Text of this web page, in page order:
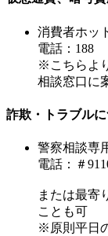
消費者ホッ
電話：188
※こちらよ
相談窓口に
詐欺・トラブル
警察相談専
電話：＃
または最寄
ことも可
※原則平日